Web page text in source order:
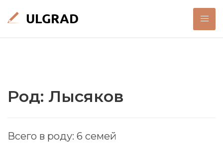
Род: Лысяков
Всего в роду: 6 семей